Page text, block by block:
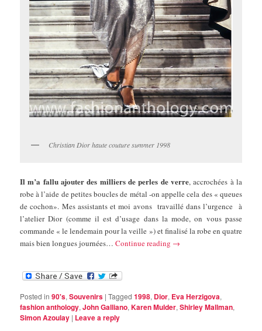
Christian Dior haute couture summer 1998
Il m’a fallu ajouter des milliers de perles de verre, accrochées à la
robe à l’aide de petites boucles de métal -on appelle cela des « queues
de cochon». Mes assistants et moi avons travaillé dans l’urgence à
l’atelier Dior (comme il est d’usage dans la mode, on vous passe
commande « le lendemain pour la veille ») et finalisé la robe en quatre
mais bien longues journées…Continue reading →
Posted in 90's,Souvenirs |Tagged 1998, Dior, Eva Herzigova,
fashion anthology,John Galliano,Karen Mulder,Shirley Mallman,
Simon Azoulay | Leave a reply